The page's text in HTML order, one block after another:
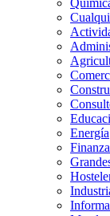
Energía